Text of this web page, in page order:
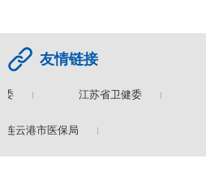
友情链接
江苏省卫健委
连云港市医保局